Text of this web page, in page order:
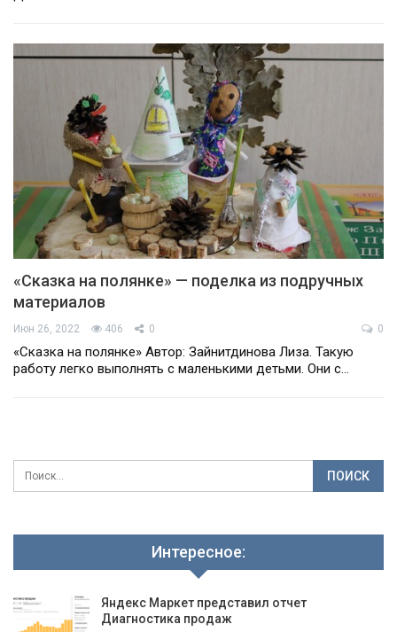
«Сказка на полянке» — поделка из подручных
материалов
Июн 26, 2022 406 0 0
«Сказка на полянке» Автор: Зайнитдинова Лиза. Такую
работу легко выполнять с маленькими детьми. Они с…
Интересное:
Яндекс Маркет представил отчет
Диагностика продаж